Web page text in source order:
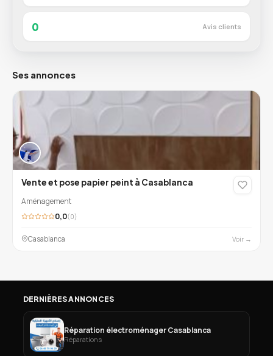
0 Avis clients
Ses annonces
Vente et pose papier peint à Casablanca
Aménagement
0,0(0)
Casablanca Voir →
DERNIÈRES ANNONCES
Réparation électroménager Casablanca
Réparations